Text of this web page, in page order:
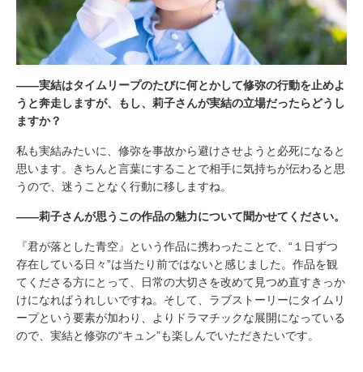
――実結はタイムリープのたびに何とかして修弥の行動を止めよ
うと奔走しますが、もし、莉子さんが実結の立場だったらどうし
ますか？
私も実結みたいに、修弥を事故から避けさせようと必死になると
思います。きちんと言葉にすることで相手に気持ちが伝わると思
うので、迷うことなく行動に移しますね。
――莉子さんが思うこの作品の魅力について聞かせてください。
『君が落とした青空』という作品に携わったことで、“１日ずつ
存在している日々”は当たり前ではないと感じました。作品を観
てくださる方にとって、日常の大切さを改めて見つめ直すきっか
けになればうれしいですね。そして、ラブストーリーにタイムリ
ープという要素が加わり、よりドラマチックな展開になっている
ので、実結と修弥の“キュン”も楽しんでいただきたいです。